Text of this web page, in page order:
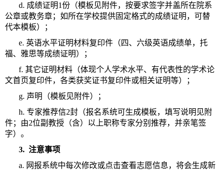
d. 成绩证明1份（模板见附件，按要求签字并盖所在院系
公章或教务章；如所在学校提供固定格式的成绩证明，可替
代本模板）；
e. 英语水平证明材料复印件（四、六级英语成绩单，托
福、雅思等成绩证明）；
f. 其它证明材料（体现个人学术水平、有代表性的学术论
文首页复印件，各类获奖证书复印件或相关证明等）；
g. 声明（模板见附件）；
h. 专家推荐信2封（报名系统可生成模板，填写说明见附
件；由2位副教授（含）以上职称专家分别推荐，并亲笔签
字）。
3. 注意事项
a. 网报系统中每次修改或点击查看志愿信息，将会生成新